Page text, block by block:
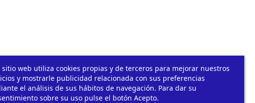
sitio web utiliza cookies propias y de terceros para mejorar nuestros
y mostrarle publicidad relacionada con sus preferencias
el análisis de sus hábitos de navegación. Para dar su
sobre su uso pulse el botón Acepto.